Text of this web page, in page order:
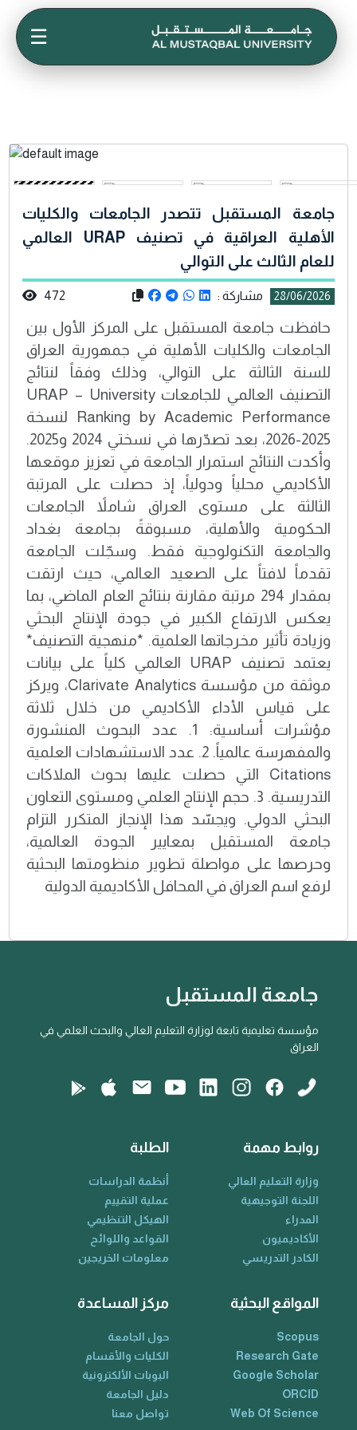
☰
جامعة المستقبل تتصدر الجامعات والكليات
الأهلية العراقية في تصنيف URAP العالمي
للعام الثالث على التوالي
28/06/2026 مشاركة : 472
حافظت جامعة المستقبل على المركز الأول بين
الجامعات والكليات الأهلية في جمهورية العراق
للسنة الثالثة على التوالي، وذلك وفقاً لنتائج
التصنيف العالمي للجامعات URAP – University
Ranking by Academic Performance لنسخة
2025-2026، بعد تصدّرها في نسختي 2024 و2025.
وأكدت النتائج استمرار الجامعة في تعزيز موقعها
الأكاديمي محلياً ودولياً، إذ حصلت على المرتبة
الثالثة على مستوى العراق شاملاً الجامعات
الحكومية والأهلية، مسبوقةً بجامعة بغداد
والجامعة التكنولوجية فقط. وسجّلت الجامعة
تقدماً لافتاً على الصعيد العالمي، حيث ارتقت
بمقدار 294 مرتبة مقارنة بنتائج العام الماضي، بما
يعكس الارتفاع الكبير في جودة الإنتاج البحثي
وزيادة تأثير مخرجاتها العلمية. *منهجية التصنيف*
يعتمد تصنيف URAP العالمي كلياً على بيانات
موثقة من مؤسسة Clarivate Analytics، ويركز
على قياس الأداء الأكاديمي من خلال ثلاثة
مؤشرات أساسية: 1. عدد البحوث المنشورة
والمفهرسة عالمياً. 2. عدد الاستشهادات العلمية
Citations التي حصلت عليها بحوث الملاكات
التدريسية. 3. حجم الإنتاج العلمي ومستوى التعاون
البحثي الدولي. ويجسّد هذا الإنجاز المتكرر التزام
جامعة المستقبل بمعايير الجودة العالمية،
وحرصها على مواصلة تطوير منظومتها البحثية
لرفع اسم العراق في المحافل الأكاديمية الدولية
جامعة المستقبل
مؤسسة تعليمية تابعة لوزارة التعليم العالي والبحث العلمي في
العراق
روابط مهمة
وزارة التعليم العالي
اللجنة التوجيهية
المدراء
الأكاديميون
الكادر التدريسي
الطلبة
أنظمة الدراسات
عملية التقييم
الهيكل التنظيمي
القواعد واللوائح
معلومات الخريجين
المواقع البحثية
Scopus
Research Gate
Google Scholar
ORCID
Web Of Science
مركز المساعدة
حول الجامعة
الكليات والأقسام
البوبات الألكترونية
دليل الجامعة
تواصل معنا